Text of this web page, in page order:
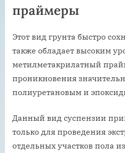
праймеры
Этот вид грунта быстро
также обладает высоким
метилметакрилатный
проникновения
полиуретановым и
Данный вид суспензии
только для проведения
отдельных участков пола